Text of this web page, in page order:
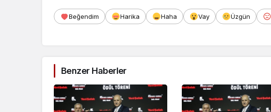
Beğendim Harika Haha Vay Üzgün
Benzer Haberler